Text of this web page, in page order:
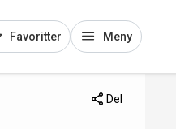
Favoritter Meny
Del